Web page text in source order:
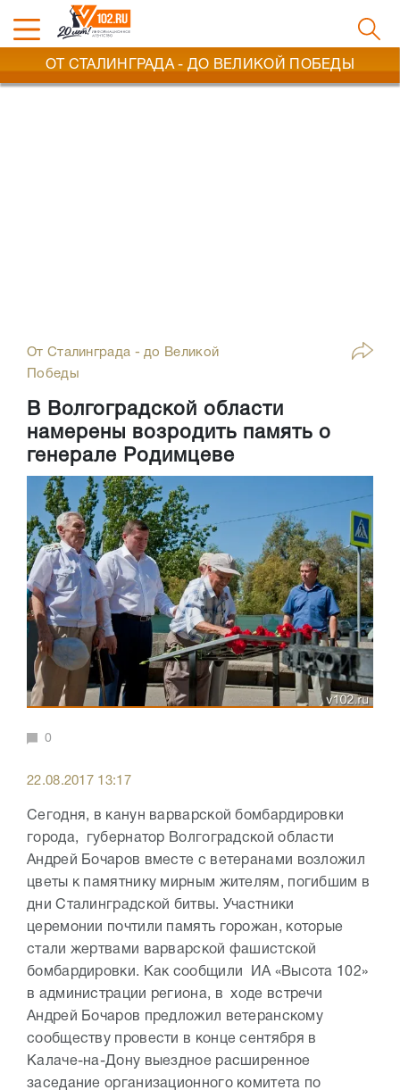
ОТ СТАЛИНГРАДА - ДО ВЕЛИКОЙ ПОБЕДЫ
От Сталинграда - до Великой
Победы
В Волгоградской области
намерены возродить память о
генерале Родимцеве
0
22.08.2017 13:17
Сегодня, в канун варварской бомбардировки
города, губернатор Волгоградской области
Андрей Бочаров вместе с ветеранами возложил
цветы к памятнику мирным жителям, погибшим в
дни Сталинградской битвы. Участники
церемонии почтили память горожан, которые
стали жертвами варварской фашистской
бомбардировки. Как сообщили ИА «Высота 102»
в администрации региона, в ходе встречи
Андрей Бочаров предложил ветеранскому
сообществу провести в конце сентября в
Калаче-на-Дону выездное расширенное
заседание организационного комитета по